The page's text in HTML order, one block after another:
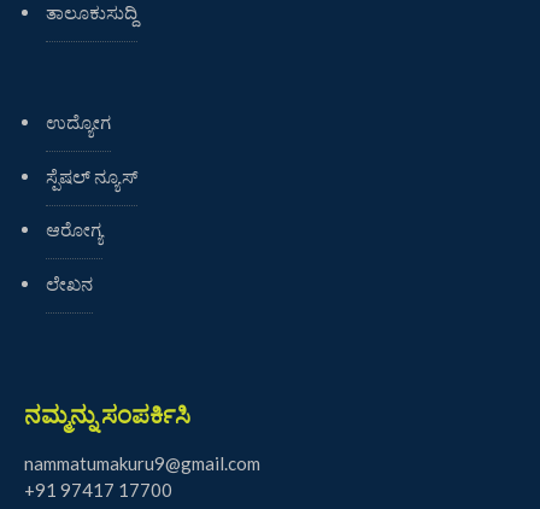
ತಾಲೂಕುಸುದ್ದಿ
ಉದ್ಯೋಗ
ಸ್ಪೆಷಲ್ ನ್ಯೂಸ್
ಆರೋಗ್ಯ
ಲೇಖನ
ನಮ್ಮನ್ನು ಸಂಪರ್ಕಿಸಿ
nammatumakuru9@gmail.com
+91 97417 17700